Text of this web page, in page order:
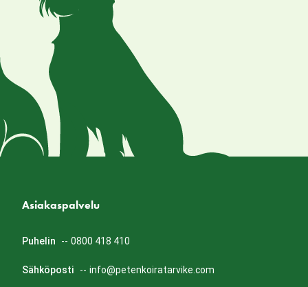
Asiakaspalvelu
Puhelin -- 0800 418 410
Sähköposti -- info@petenkoiratarvike.com